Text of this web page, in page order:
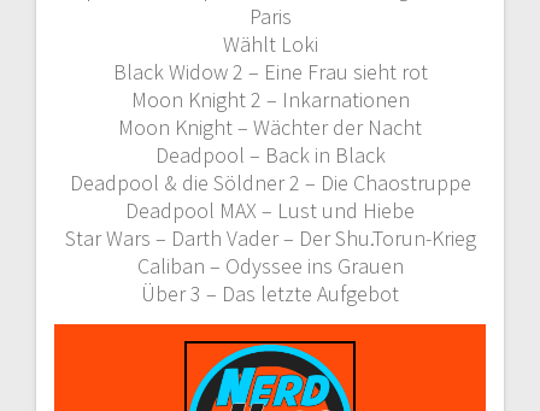
Paris
Wählt Loki
Black Widow 2 – Eine Frau sieht rot
Moon Knight 2 – Inkarnationen
Moon Knight – Wächter der Nacht
Deadpool – Back in Black
Deadpool & die Söldner 2 – Die Chaostruppe
Deadpool MAX – Lust und Hiebe
Star Wars – Darth Vader – Der Shu.Torun-Krieg
Caliban – Odyssee ins Grauen
Über 3 – Das letzte Aufgebot